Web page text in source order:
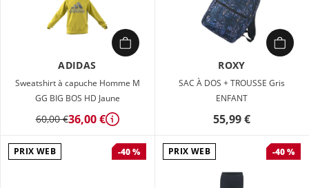
ADIDAS
Sweatshirt à capuche Homme M
GG BIG BOS HD Jaune
60,00 €36,00 € Détails
ROXY
SAC À DOS + TROUSSE Gris
ENFANT
55,99 €
PRIX WEB -40 % PRIX WEB -40 %